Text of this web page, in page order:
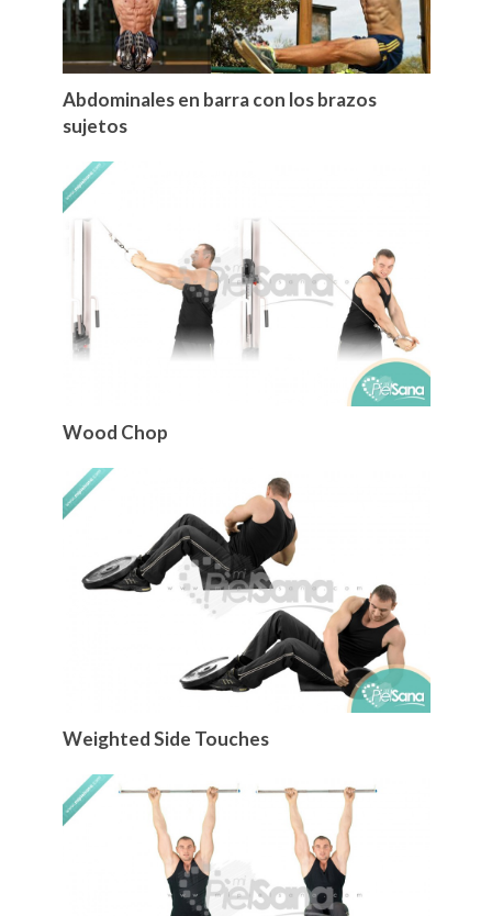
Abdominales en barra con los brazos
sujetos
Wood Chop
Weighted Side Touches